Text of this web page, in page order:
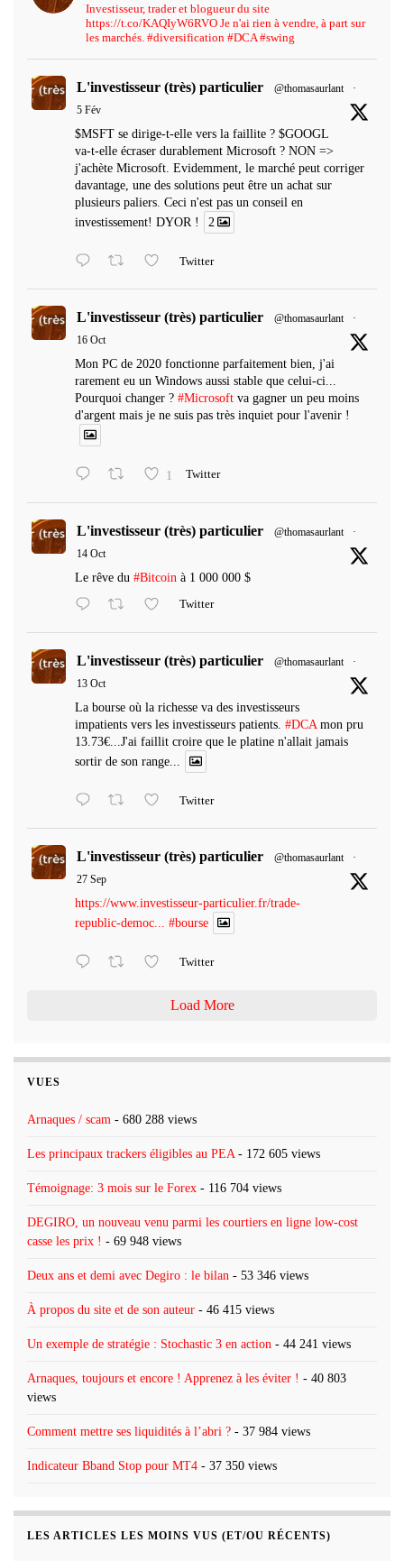
Investisseur, trader et blogueur du site
https://t.co/KAQIyW6RVO Je n'ai rien à vendre, à part sur
les marchés. #diversification #DCA #swing
L'investisseur (très) particulier @thomasaurlant
·
5 Fév
$MSFT se dirige-t-elle vers la faillite ? $GOOGL
va-t-elle écraser durablement Microsoft ? NON =>
j'achète Microsoft. Evidemment, le marché peut corriger
davantage, une des solutions peut être un achat sur
plusieurs paliers. Ceci n'est pas un conseil en
investissement! DYOR !
2
Twitter
L'investisseur (très) particulier @thomasaurlant
·
16 Oct
Mon PC de 2020 fonctionne parfaitement bien, j'ai
rarement eu un Windows aussi stable que celui-ci...
Pourquoi changer ? #Microsoft va gagner un peu moins
d'argent mais je ne suis pas très inquiet pour l'avenir !
1 Twitter
L'investisseur (très) particulier @thomasaurlant
·
14 Oct
Le rêve du #Bitcoin à 1 000 000 $
Twitter
L'investisseur (très) particulier @thomasaurlant
·
13 Oct
La bourse où la richesse va des investisseurs
impatients vers les investisseurs patients. #DCA mon pru
13.73€...J'ai faillit croire que le platine n'allait jamais
sortir de son range...
Twitter
L'investisseur (très) particulier @thomasaurlant
·
27 Sep
https://www.investisseur-particulier.fr/trade-
republic-democ... #bourse
Twitter
Load More
VUES
Arnaques / scam - 680 288 views
Les principaux trackers éligibles au PEA - 172 605 views
Témoignage: 3 mois sur le Forex - 116 704 views
DEGIRO, un nouveau venu parmi les courtiers en ligne low-cost
casse les prix ! - 69 948 views
Deux ans et demi avec Degiro : le bilan - 53 346 views
À propos du site et de son auteur - 46 415 views
Un exemple de stratégie : Stochastic 3 en action - 44 241 views
Arnaques, toujours et encore ! Apprenez à les éviter ! - 40 803
views
Comment mettre ses liquidités à l’abri ? - 37 984 views
Indicateur Bband Stop pour MT4 - 37 350 views
LES ARTICLES LES MOINS VUS (ET/OU RÉCENTS)